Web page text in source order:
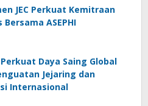
JEC Perkuat Kemitraan
ASEPHI
Perkuat Daya Saing Global
Jejaring dan
Internasional